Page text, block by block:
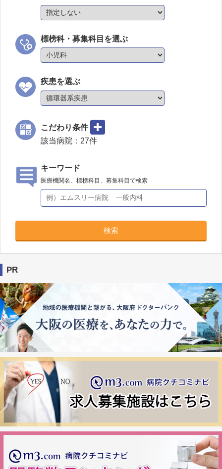
標榜科・募集科目を選ぶ
疾患を選ぶ
こだわり条件
該当病院： 27件
キーワード
医療機関名、標榜科目、募集科目で検索
検索
PR